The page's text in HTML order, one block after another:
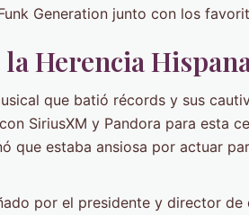
Generation junto con los
Herencia
que batió récords y sus
SiriusXM y Pandora para esta
que estaba ansiosa por actuar
por el presidente y director